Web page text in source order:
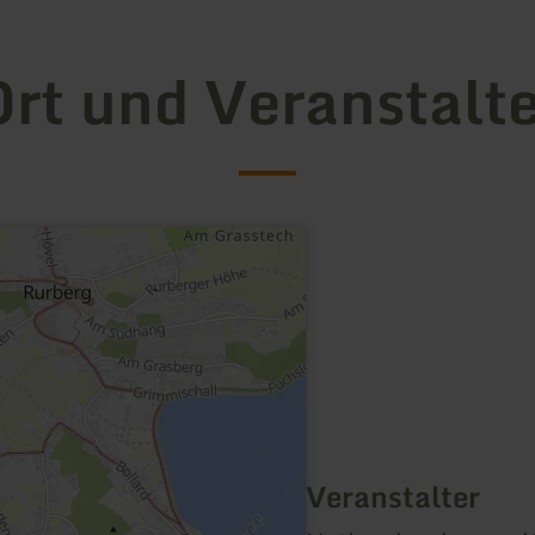
und
Veranstalter